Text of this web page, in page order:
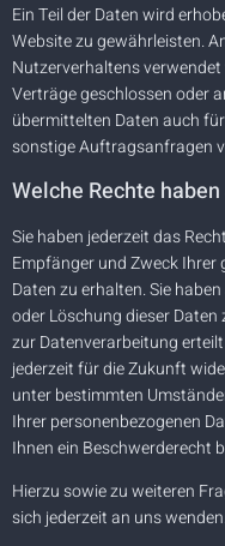
Ein Teil der Daten wird
Website zu gewährleisten.
Nutzerverhaltens
Verträge geschlossen oder
übermittelten Daten auch
sonstige Auftragsanfragen
Welche Rechte
Sie haben jederzeit das
Empfänger und Zweck Ihrer
Daten zu erhalten. Sie
oder Löschung dieser Daten
zur Datenverarbeitung
jederzeit für die Zukunft
unter bestimmten
Ihrer personenbezogenen
Ihnen ein Beschwerderecht
Hierzu sowie zu weiteren
sich jederzeit an uns